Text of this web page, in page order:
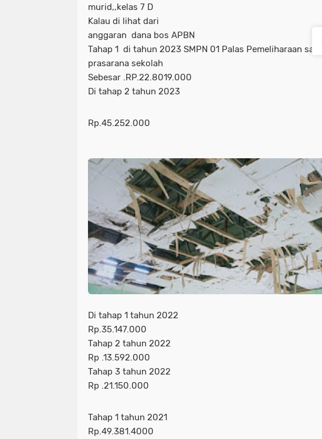
murid,,kelas 7 D
Kalau di lihat dari
anggaran dana bos APBN
Tahap 1 di tahun 2023 SMPN 01 Palas Pemeliharaan
prasarana sekolah
Sebesar .RP.22.8019.000
Di tahap 2 tahun 2023
Rp.45.252.000
Di tahap 1 tahun 2022
Rp.35.147.000
Tahap 2 tahun 2022
Rp .13.592.000
Tahap 3 tahun 2022
Rp .21.150.000
Tahap 1 tahun 2021
Rp.49.381.4000